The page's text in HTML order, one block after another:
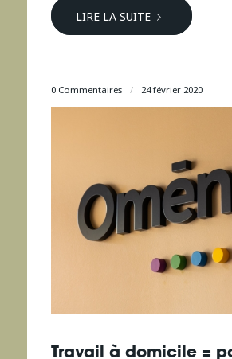
LIRE LA SUITE
0 Commentaires / 24 février 2020
Travail à domicile =